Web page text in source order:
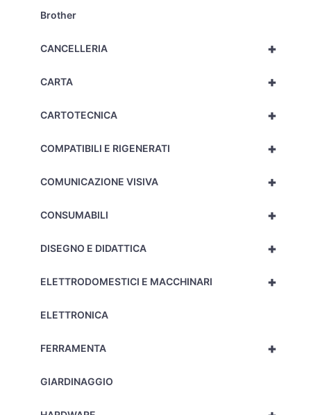
Brother
+
CANCELLERIA
+
CARTA
+
CARTOTECNICA
+
COMPATIBILI E RIGENERATI
+
COMUNICAZIONE VISIVA
+
CONSUMABILI
+
DISEGNO E DIDATTICA
+
ELETTRODOMESTICI E MACCHINARI
ELETTRONICA
+
FERRAMENTA
GIARDINAGGIO